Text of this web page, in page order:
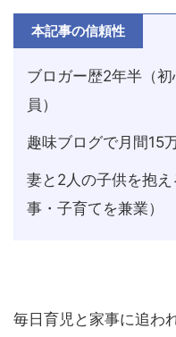
本記事の信頼性
ブロガー歴2年半（
員）
趣味ブログで月間15
妻と2人の子供を抱
事・子育てを兼業）
毎日育児と家事に追わ